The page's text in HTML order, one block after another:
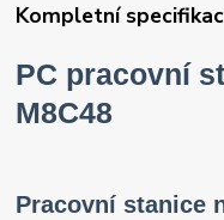
Kompletní
PC pracovní
M8C48
Pracovní stanice